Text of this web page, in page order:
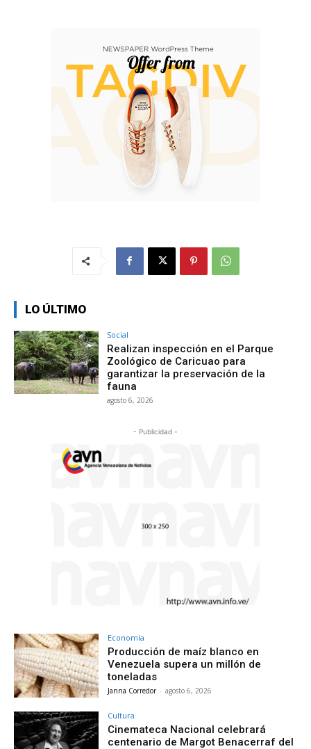
LO ÚLTIMO
Social
Realizan inspección en el Parque
Zoológico de Caricuao para
garantizar la preservación de la
fauna
agosto 6, 2026
- Publicidad -
Economía
Producción de maíz blanco en
Venezuela supera un millón de
toneladas
Janna Corredor - agosto 6, 2026
Cultura
Cinemateca Nacional celebrará
centenario de Margot Benacerraf del